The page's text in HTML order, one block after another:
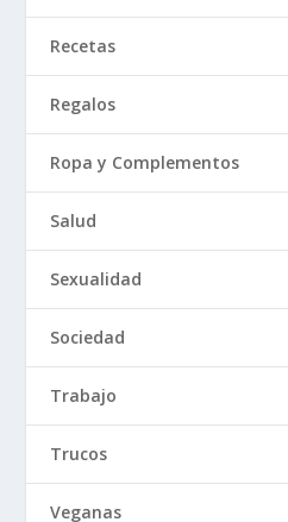
Recetas
Regalos
Ropa y Complementos
Salud
Sexualidad
Sociedad
Trabajo
Trucos
Veganas